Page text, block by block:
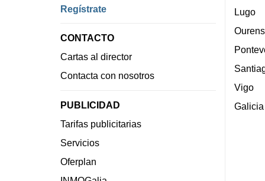
Regístrate
CONTACTO
Cartas al director
Contacta con nosotros
PUBLICIDAD
Tarifas publicitarias
Servicios
Oferplan
Lugo
Vigo